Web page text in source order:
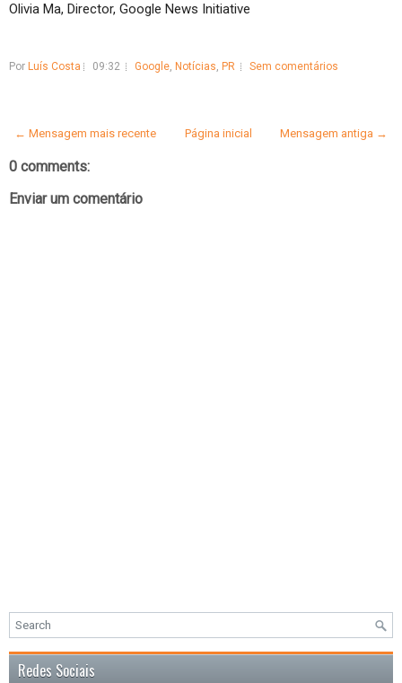
Olivia Ma, Director, Google News Initiative
Por Luís Costa 09:32 Google, Notícias, PR Sem comentários
← Mensagem mais recente Mensagem antiga →
Página inicial
0 comments:
Enviar um comentário
Redes Sociais